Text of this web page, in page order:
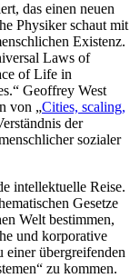
das einen neuen
Physiker schaut mit
Existenz.
Laws of
of Life in
Geoffrey West
von „Cities, scaling,
der
sozialer
intellektuelle Reise.
Gesetze
Welt bestimmen,
und korporative
einer übergreifenden
zu kommen.